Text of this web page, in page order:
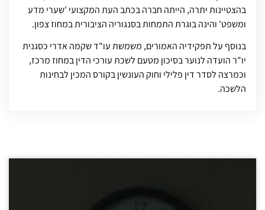
בהצטיינות יתרה, הייתה חברה בכתב העת המקצועי 'שערי מדע
ומשפט' והינה בוגרת התמחות בסנגוריה הציבורית במחוז צפון.
בנוסף על תפקידיה האמורים, משמשת עו"ד שקמה אדרי כסגנית
יו"ר הועדה לנוער בסיכון מטעם לשכת עורכי הדין במחוז מרכז,
וכמרצה לסדר דין פלילי וחוק העונשין בקורס המכין לבחינות
הלשכה.